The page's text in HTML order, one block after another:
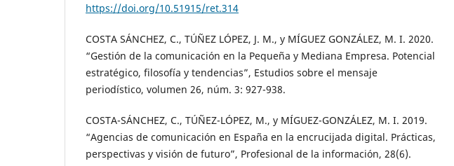
https://doi.org/10.51915/ret.314
COSTA SÁNCHEZ, C., TÚÑEZ LÓPEZ, J. M., y MÍGUEZ GONZÁLEZ, M. I. 2020.
“Gestión de la comunicación en la Pequeña y Mediana Empresa. Potencial
estratégico, filosofía y tendencias”, Estudios sobre el mensaje
periodístico, volumen 26, núm. 3: 927-938.
COSTA-SÁNCHEZ, C., TÚÑEZ-LÓPEZ, M., y MÍGUEZ-GONZÁLEZ, M. I. 2019.
“Agencias de comunicación en España en la encrucijada digital. Prácticas,
perspectivas y visión de futuro”, Profesional de la información, 28(6).